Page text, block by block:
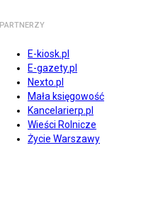
PARTNERZY
E-kiosk.pl
E-gazety.pl
Nexto.pl
Mała księgowość
Kancelarierp.pl
Wieści Rolnicze
Życie Warszawy